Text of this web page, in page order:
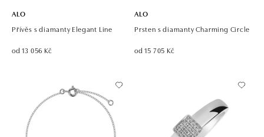
ALO
Přívěs s diamanty Elegant Line
od 13 056 Kč
ALO
Prsten s diamanty Charming Circle
od 15 705 Kč